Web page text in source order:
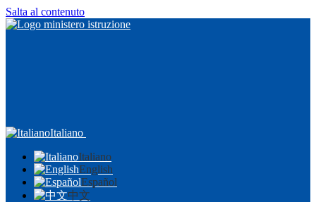
Salta al contenuto
Italiano
Italiano
English
Español
中文